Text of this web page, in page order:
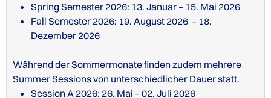
Spring Semester 2026: 13. Januar – 15. Mai 2026
Fall Semester 2026: 19. August 2026 – 18.
Dezember 2026
Während der Sommermonate finden zudem mehrere
Summer Sessions von unterschiedlicher Dauer statt.
Session A 2026: 26. Mai – 02. Juli 2026